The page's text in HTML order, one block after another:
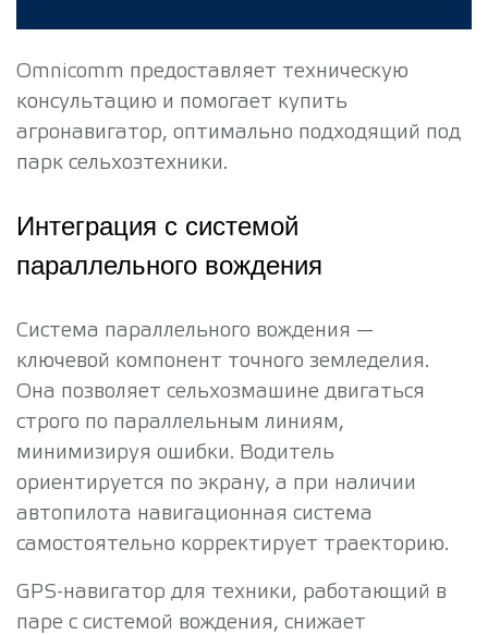
Omnicomm предоставляет техническую
консультацию и помогает купить
агронавигатор, оптимально подходящий под
парк сельхозтехники.
Интеграция с системой
параллельного вождения
Система параллельного вождения —
ключевой компонент точного земледелия.
Она позволяет сельхозмашине двигаться
строго по параллельным линиям,
минимизируя ошибки. Водитель
ориентируется по экрану, а при наличии
автопилота навигационная система
самостоятельно корректирует траекторию.
GPS-навигатор для техники, работающий в
паре с системой вождения, снижает